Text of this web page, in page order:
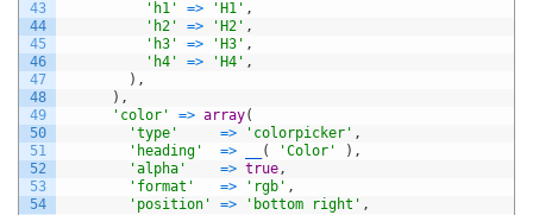
43
44
45
46
47
48
49
50
51
52
53
54
'h1' => 'H1' ,
'h2'
=> 'H2' ,
'h3'
=> 'H3' ,
'h4'
=> 'H4' ,
) ,
) ,
'color'
=> array(
'type'
=> 'colorpicker' ,
'heading'
=> ( 'Color' ) ,
'alpha'
=> true,
'format'
=> 'rgb' ,
'position'
=> 'bottom right' ,